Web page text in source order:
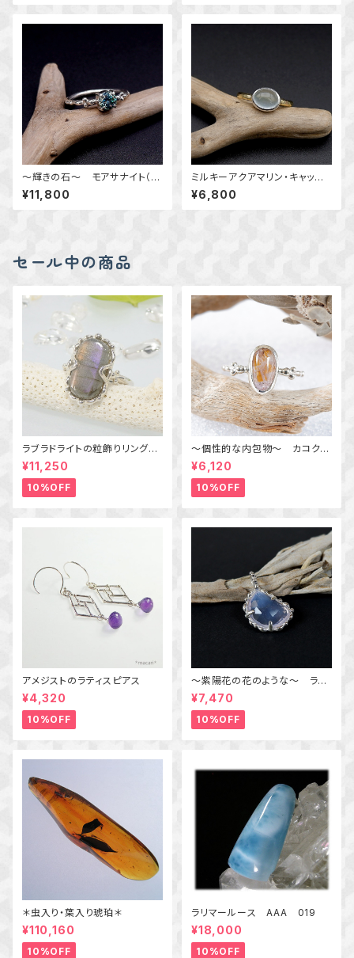
クセサリー 一点物
ー 一点物
～輝きの石～ モアサナイト（合
成石）の粒飾りリング 10号
一点物 指輪
¥11,800
ミルキーアクアマリン・キャッツ
アイのリング 約10号 横向き
～真鍮と銀の指輪～ 天然石ア
クセサリー 指輪 一点物
¥6,800
セール中の商品
ラブラドライトの粒飾りリング
（パープル＆オレンジ） 16号
¥11,250
10%OFF
～個性的な内包物～ カコクセ
ナイトインアメジストの粒飾りリ
ング 10号 天然石アクセサリ
ー 一点物 macari
¥6,120
10%OFF
アメジストのラティスピアス
¥4,320
10%OFF
～紫陽花の花のような～ ラベ
ンダークォーツの粒飾りペンダ
ント 天然石アクセサリー
一点物
¥7,470
10%OFF
＊虫入り・葉入り琥珀＊
¥110,160
10%OFF
ラリマールース AAA 019
¥18,000
10%OFF